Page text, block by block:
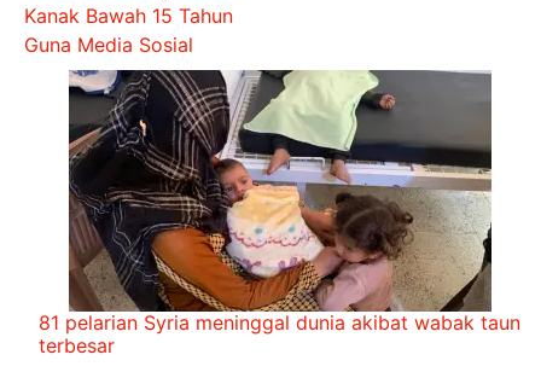
Kanak Bawah 15 Tahun
Guna Media Sosial
81 pelarian Syria meninggal dunia akibat wabak taun
terbesar